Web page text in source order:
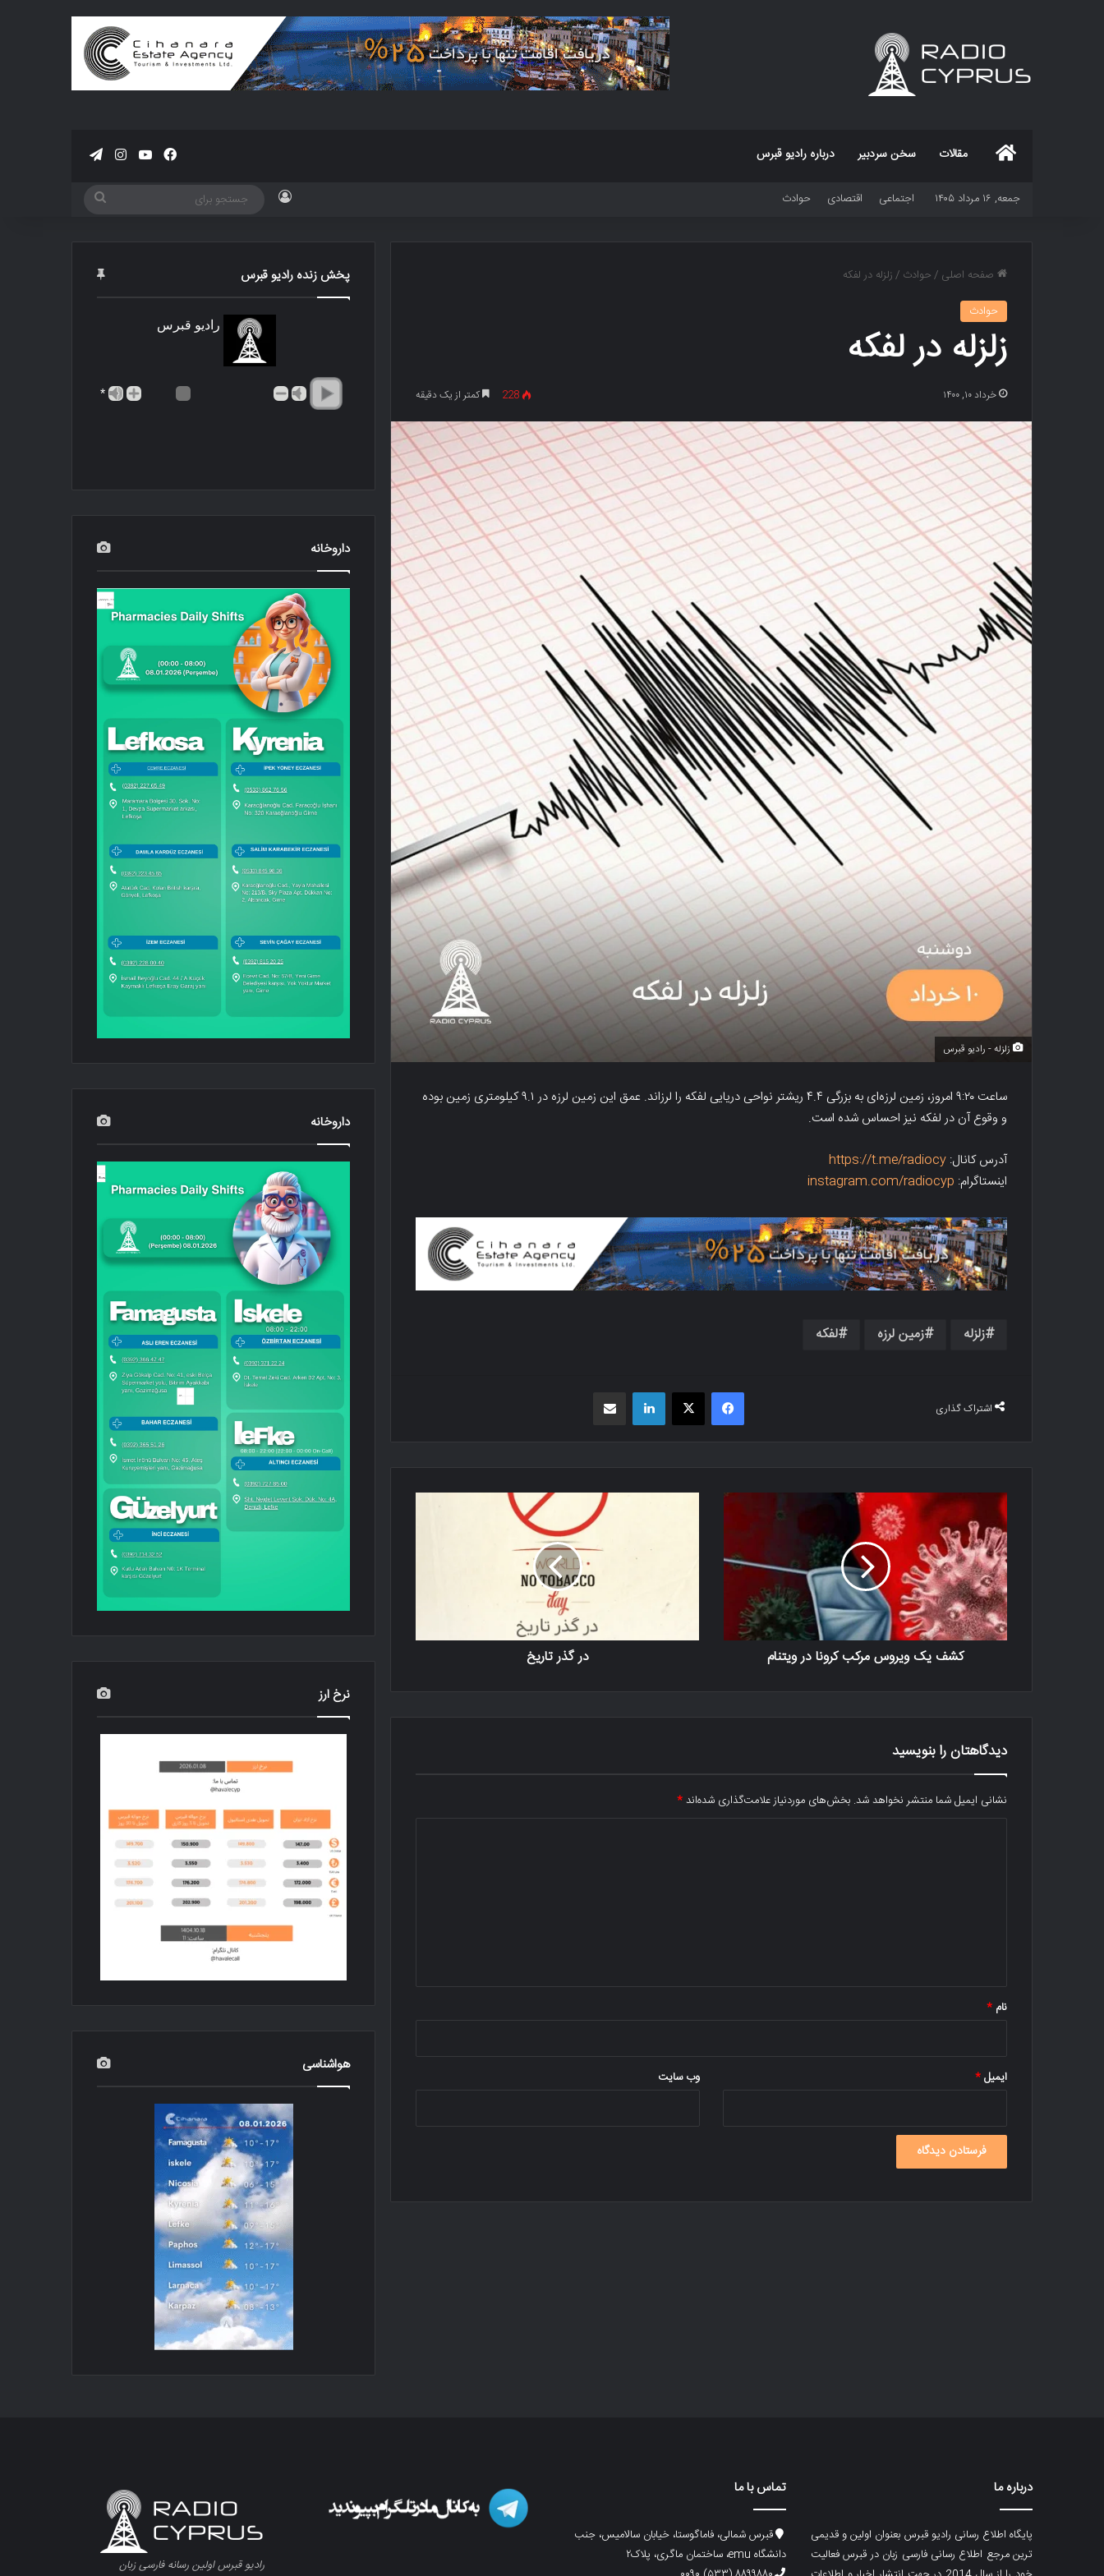
خانه مقالات سخن سردبیر درباره رادیو قبرس فیسبوکیوتیوباینستاگرام
تلگرام
جمعه, ۱۶ مرداد ۱۴۰۵ اجتماعی اقتصادی حوادث ورود
جستجو
صفحه اصلی /حوادث /زلزله در لفکه
حوادث
زلزله در لفکه
خرداد ۱۰, ۱۴۰۰ 228 کمتر از یک دقیقه
زلزله - رادیو قبرس
ساعت ۹:۲۰ امروز، زمین لرزه‌ای به بزرگی ۴.۴ ریشتر نواحی دریایی لفکه را لرزاند. عمق این زمین لرزه در ۹.۱ کیلومتری زمین بوده
و وقوع آن در لفکه نیز احساس شده است.
آدرس کانال: https://t.me/radiocy
اینستاگرام: instagram.com/radiocyp
زلزله زمین لرزه لفکه
اشتراک گذاری
فیسبوک X لینکدین
کشف یک ویروس مرکب کرونا در ویتنام در گذر تاریخ
دیدگاهتان را بنویسید
نشانی ایمیل شما منتشر نخواهد شد. بخش‌های موردنیاز علامت‌گذاری شده‌اند*
نام *
ایمیل* وب‌ سایت
پخش زنده رادیو قبرس
رادیو قبرس
*
داروخانه
داروخانه
نرخ ارز
هواشناسی
درباره ما
پایگاه اطلاع رسانی رادیو قبرس بعنوان اولین و قدیمی
ترین مرجع اطلاع رسانی فارسی زبان در قبرس فعالیت
تماس با ما
قبرس شمالی، فاماگوستا، خیابان سالامیس، جنب
دانشگاه emu، ساختمان ماگری، پلاک۲
رادیو قبرس اولین رسانه فارسی زبان